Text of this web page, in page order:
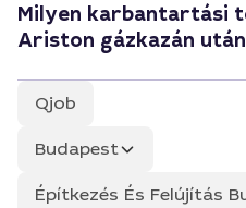
Milyen karbantartási
Ariston gázkazán
Qjob
Budapest
Építkezés És Felújítás